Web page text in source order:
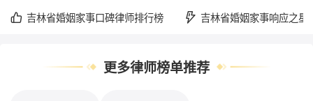
吉林省婚姻家事口碑律师排行榜 吉林省婚姻家事响应之星
更多律师榜单推荐